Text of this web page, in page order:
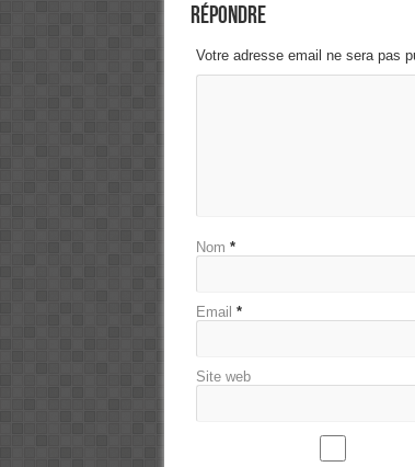
Répondre
Votre adresse email ne sera pas
Nom *
Email *
Site web